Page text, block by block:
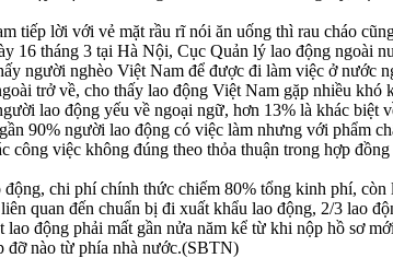
tiếp lời với vẻ mặt rầu rĩ nói ăn uống thì rau cháo
16 tháng 3 tại Hà Nội, Cục Quản lý lao động ngoài
người nghèo Việt Nam để được đi làm việc ở nước
trở về, cho thấy lao động Việt Nam gặp nhiều
lao động yếu về ngoại ngữ, hơn 13% là khác
90% người lao động có việc làm nhưng với phẩm
công việc không đúng theo thỏa thuận trong hợp
chi phí chính thức chiếm 80% tổng kinh phí,
quan đến chuẩn bị đi xuất khẩu lao động, 2/3 lao
lao động phải mất gần nửa năm kể từ khi nộp hồ sơ
đỡ nào từ phía nhà nước.(SBTN)